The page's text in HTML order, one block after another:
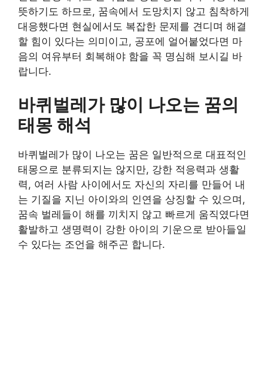
뜻하기도 하므로, 꿈속에서 도망치지 않고 침착하게
대응했다면 현실에서도 복잡한 문제를 견디며 해결
할 힘이 있다는 의미이고, 공포에 얼어붙었다면 마
음의 여유부터 회복해야 함을 꼭 명심해 보시길 바
랍니다.
바퀴벌레가 많이 나오는 꿈의
태몽 해석
바퀴벌레가 많이 나오는 꿈은 일반적으로 대표적인
태몽으로 분류되지는 않지만, 강한 적응력과 생활
력, 여러 사람 사이에서도 자신의 자리를 만들어 내
는 기질을 지닌 아이와의 인연을 상징할 수 있으며,
꿈속 벌레들이 해를 끼치지 않고 빠르게 움직였다면
활발하고 생명력이 강한 아이의 기운으로 받아들일
수 있다는 조언을 해주곤 합니다.